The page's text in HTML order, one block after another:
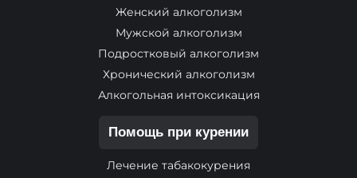
Женский алкоголизм
Мужской алкоголизм
Подростковый алкоголизм
Хронический алкоголизм
Алкогольная интоксикация
Помощь при курении
Лечение табакокурения